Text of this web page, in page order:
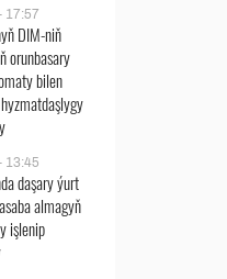
17:57
DIM-niň
orunbasary
bilen
13:45
daşary ýurt
almagyň
işlenip